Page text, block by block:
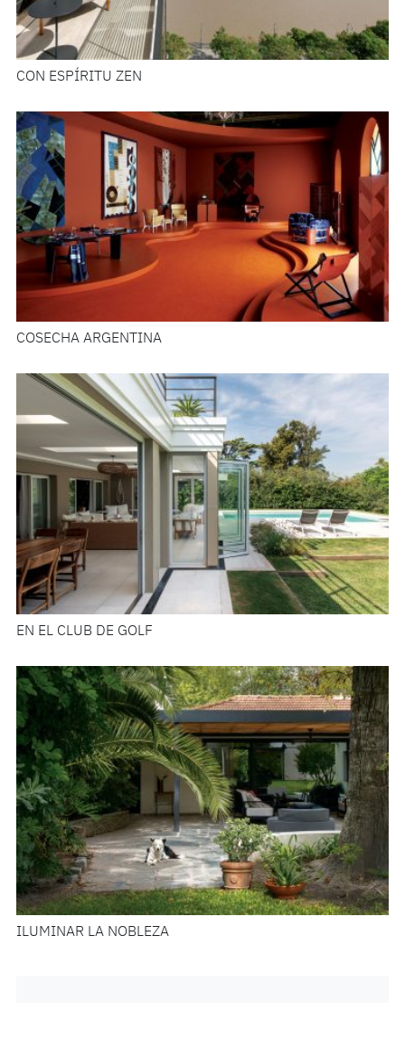
CON ESPÍRITU ZEN
COSECHA ARGENTINA
EN EL CLUB DE GOLF
ILUMINAR LA NOBLEZA